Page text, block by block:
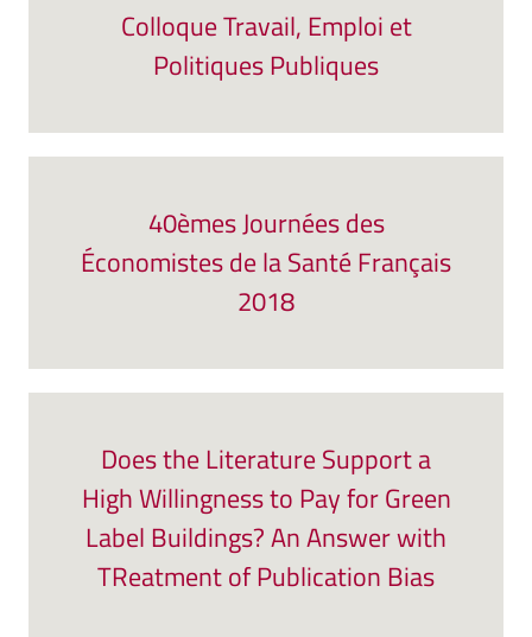
Colloque Travail, Emploi et
Politiques Publiques
40èmes Journées des
Économistes de la Santé Français
2018
Does the Literature Support a
High Willingness to Pay for Green
Label Buildings? An Answer with
TReatment of Publication Bias